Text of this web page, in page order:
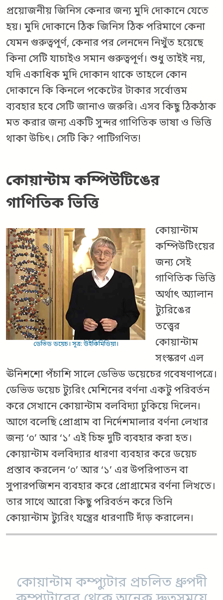
প্রয়োজনীয় জিনিস কেনার জন্য মুদি দোকানে যেতে
হয়। মুদি দোকানে ঠিক জিনিস ঠিক পরিমাণে কেনা
যেমন গুরুত্বপূর্ণ, কেনার পর লেনদেন নিখুঁত হয়েছে
কিনা সেটি যাচাইও সমান গুরুত্বপূর্ণ। শুধু তাইই নয়,
যদি একাধিক মুদি দোকান থাকে তাহলে কোন
দোকানে কি কিনলে পকেটের টাকার সর্বোত্তম
ব্যবহার হবে সেটি জানাও জরুরি। এসব কিছু ঠিকঠাক
মত করার জন্য একটি সুন্দর গাণিতিক ভাষা ও ভিত্তি
থাকা উচিৎ। সেটি কি? পাটিগণিত!
কোয়ান্টাম কম্পিউটিঙের
গাণিতিক ভিত্তি
ডেভিড ডয়েচ। সূত্র: উইকিমিডিয়া।
কোয়ান্টাম
কম্পিউটিংয়ের
জন্য সেই
গাণিতিক ভিত্তি
অর্থাৎ অ্যালান
ট্যুরিঙের
তত্ত্বের
কোয়ান্টাম
সংস্করণ এল
ঊনিশশো পঁচাশি সালে ডেভিড ডয়েচের গবেষণাপত্রে।
ডেভিড ডয়েচ ট্যুরিং মেশিনের বর্ণনা একটু পরিবর্তন
করে সেখানে কোয়ান্টাম বলবিদ্যা ঢুকিয়ে দিলেন।
আগে বলেছি প্রোগ্রাম বা নির্দেশমালার বর্ণনা লেখার
জন্য ‘০’ আর ‘১’ এই চিহ্ন দুটি ব্যবহার করা হত।
কোয়ান্টাম বলবিদ্যার ধারণা ব্যবহার করে ডয়েচ
প্রস্তাব করলেন ‘০’ আর ‘১’ এর উপরিপাতন বা
সুপারপজিশন ব্যবহার করে প্রোগ্রামের বর্ণনা লিখতে।
তার সাথে আরো কিছু পরিবর্তন করে তিনি
কোয়ান্টাম ট্যুরিং যন্ত্রের ধারণাটি দাঁড় করালেন।
কোয়ান্টাম কম্প্যুটার প্রচলিত ধ্রুপদী